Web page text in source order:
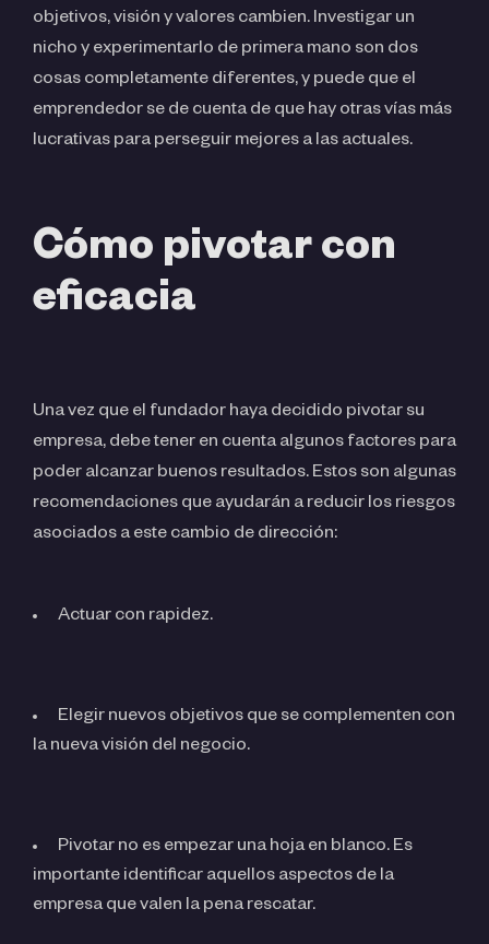
objetivos, visión y valores cambien. Investigar un
nicho y experimentarlo de primera mano son dos
cosas completamente diferentes, y puede que el
emprendedor se de cuenta de que hay otras vías más
lucrativas para perseguir mejores a las actuales.
Cómo pivotar con
eficacia
Una vez que el fundador haya decidido pivotar su
empresa, debe tener en cuenta algunos factores para
poder alcanzar buenos resultados. Estos son algunas
recomendaciones que ayudarán a reducir los riesgos
asociados a este cambio de dirección:
Actuar con rapidez.
Elegir nuevos objetivos que se complementen con
la nueva visión del negocio.
Pivotar no es empezar una hoja en blanco. Es
importante identificar aquellos aspectos de la
empresa que valen la pena rescatar.